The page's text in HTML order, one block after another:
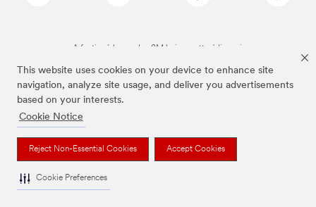
This website uses cookies on your device to enhance site
navigation, analyze site usage, and deliver you advertisements
based on your interests.
Cookie Notice
Reject Non-Essential Cookies Accept Cookies
Cookie Preferences
A fenti márkanevek a 3M bejegyzett védjegyei.